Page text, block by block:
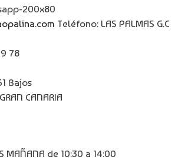
Teléfono: LAS PALMAS G.C
78
Bajos
CANARIA
MAÑANA de 10:30 a 14:00